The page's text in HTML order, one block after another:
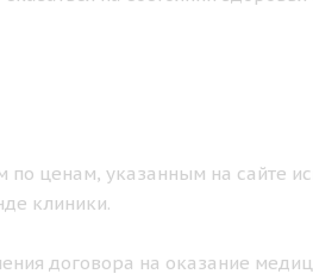
ценам, указанным на сайте
клиники.
договора на оказание